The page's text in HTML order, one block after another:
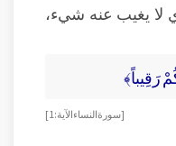
لا يغيب عنه شيء،
رَقِيباً﴾
[ سورة النساء الآية: 1]